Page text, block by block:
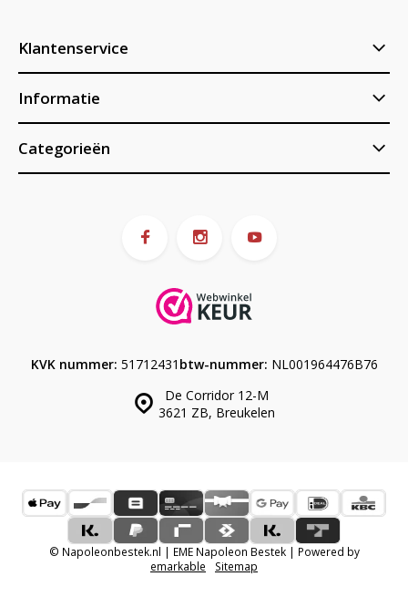
Klantenservice
Informatie
Categorieën
De Corridor 12-M
3621 ZB, Breukelen
KVK nummer: 51712431 btw-nummer: NL001964476B76
© Napoleonbestek.nl | EME Napoleon Bestek | Powered by
emarkable
Sitemap